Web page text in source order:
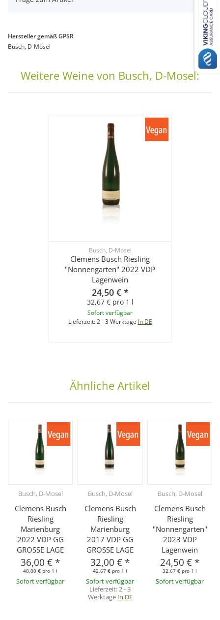
Hersteller gemäß GPSR
Busch, D-Mosel
Weitere Weine von Busch, D-Mosel:
Busch, D-Mosel
Clemens Busch Riesling
"Nonnengarten" 2022 VDP
Lagenwein
24,50 € *
32,67 € pro 1 l
Sofort verfügbar
Lieferzeit:2 - 3 Werktage In DE
Ähnliche Artikel
Busch, D-Mosel
Clemens Busch
Riesling
Marienburg
2022 VDP GG
GROSSE LAGE
36,00 € *
48,00 € pro 1 l
Sofort verfügbar
Busch, D-Mosel
Clemens Busch
Riesling
Marienburg
2017 VDP GG
GROSSE LAGE
32,00 € *
42,67 € pro 1 l
Sofort verfügbar
Lieferzeit:2 - 3
Werktage In DE
Busch, D-Mosel
Clemens Busch
Riesling
"Nonnengarten"
2023 VDP
Lagenwein
24,50 € *
32,67 € pro 1 l
Sofort verfügbar